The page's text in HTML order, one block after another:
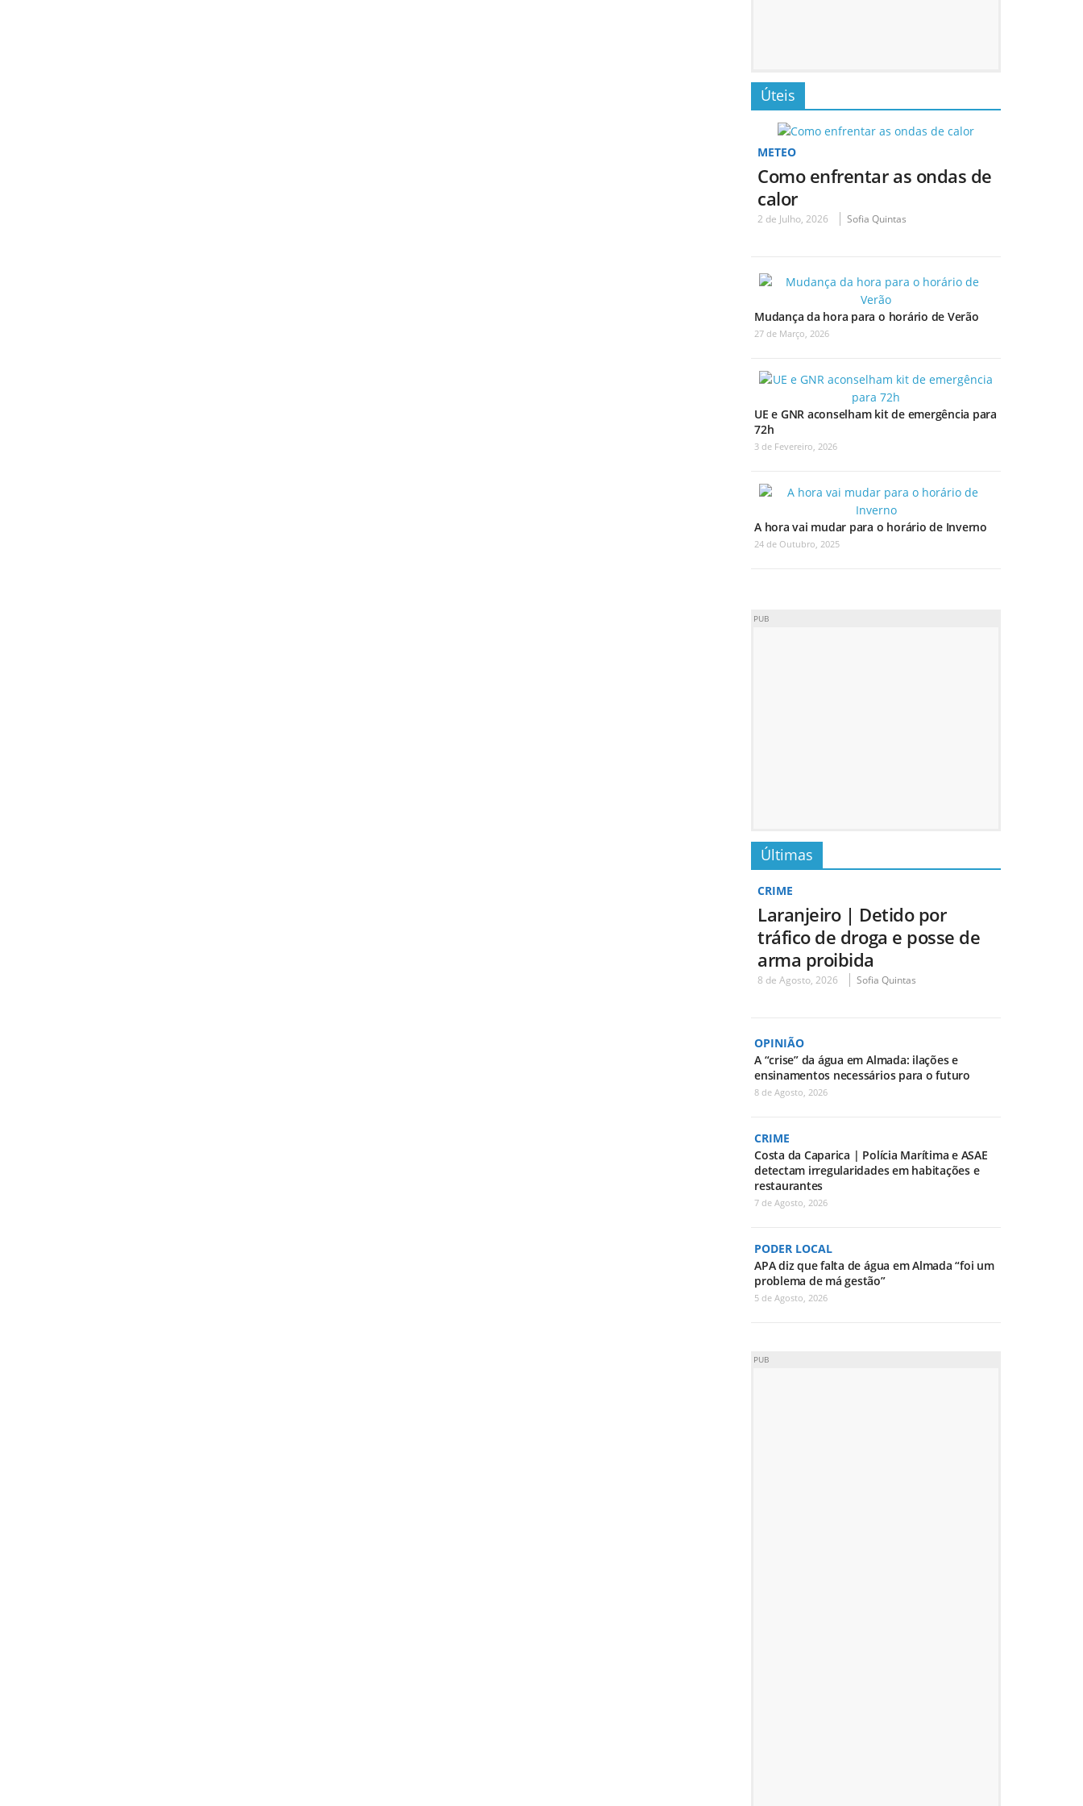
Úteis
METEO
Como enfrentar as ondas de
calor
2 de Julho, 2026 Sofia Quintas
Mudança da hora para o horário de Verão
27 de Março, 2026
UE e GNR aconselham kit de emergência para
72h
3 de Fevereiro, 2026
A hora vai mudar para o horário de Inverno
24 de Outubro, 2025
PUB
Últimas
CRIME
Laranjeiro | Detido por
tráfico de droga e posse de
arma proibida
8 de Agosto, 2026 Sofia Quintas
OPINIÃO
A “crise” da água em Almada: ilações e
ensinamentos necessários para o futuro
8 de Agosto, 2026
CRIME
Costa da Caparica | Polícia Marítima e ASAE
detectam irregularidades em habitações e
restaurantes
7 de Agosto, 2026
PODER LOCAL
APA diz que falta de água em Almada “foi um
problema de má gestão”
5 de Agosto, 2026
PUB